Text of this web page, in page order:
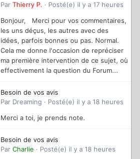
magazinevideo
Par Thierry P. · Posté(e) il y a 17 heures
Bonjour, Merci pour vos commentaires,
les uns déçus, les autres avec des
idées, parfois bonnes ou pas. Normal.
Cela me donne l'occasion de repréciser
ma première intervention de ce sujet, où
effectivement la question du Forum...
Besoin de vos avis
Par Dreaming · Posté(e) il y a 18 heures
Merci a toi, je prends note.
Besoin de vos avis
Par Charlie · Posté(e) il y a 18 heures